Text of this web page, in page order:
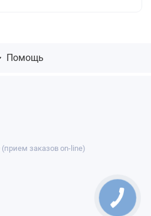
Помощь
заказов on-line)